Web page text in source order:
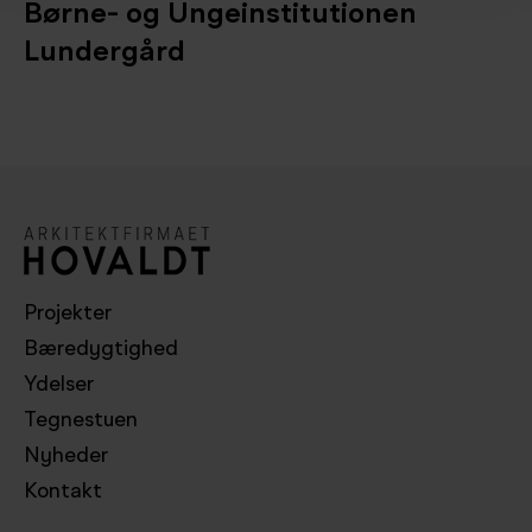
Børne- og Ungeinstitutionen
Lundergård
Projekter
Bæredygtighed
Ydelser
Tegnestuen
Nyheder
Kontakt